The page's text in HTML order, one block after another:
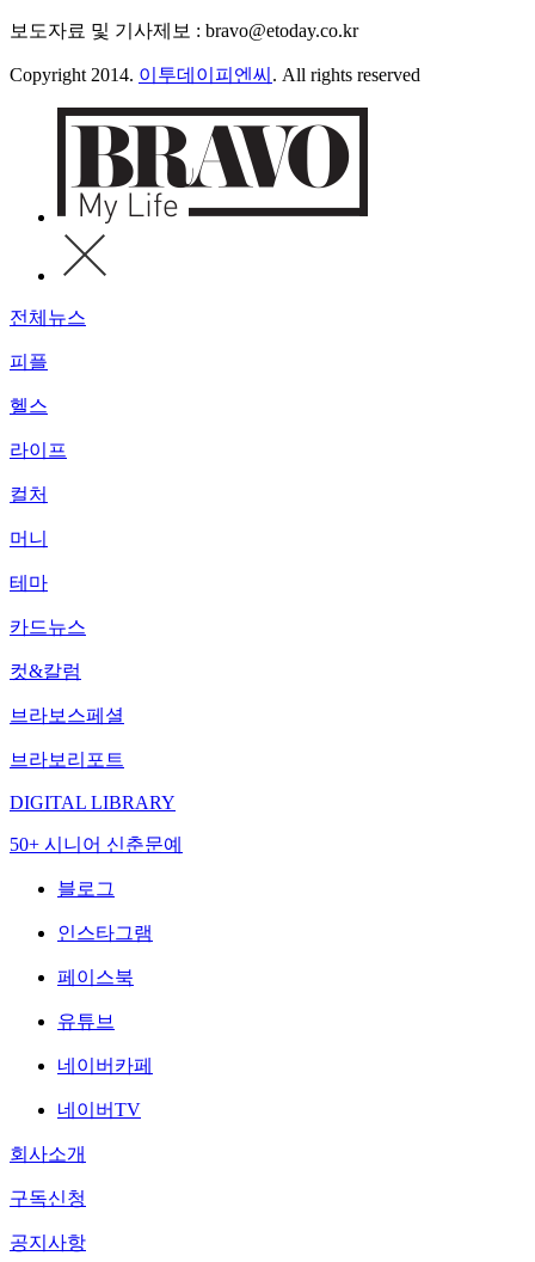
보도자료 및 기사제보 : bravo@etoday.co.kr
Copyright 2014. 이투데이피엔씨 . All rights reserved
전체뉴스
피플
헬스
라이프
컬처
머니
테마
카드뉴스
컷&칼럼
브라보스페셜
브라보리포트
DIGITAL LIBRARY
50+ 시니어 신춘문예
블로그
인스타그램
페이스북
유튜브
네이버카페
네이버TV
회사소개
구독신청
공지사항